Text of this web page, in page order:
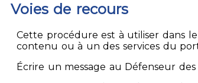
Voies de recours
Cette procédure est à utiliser dans
contenu ou à un des services du
Écrire un message au Défenseur